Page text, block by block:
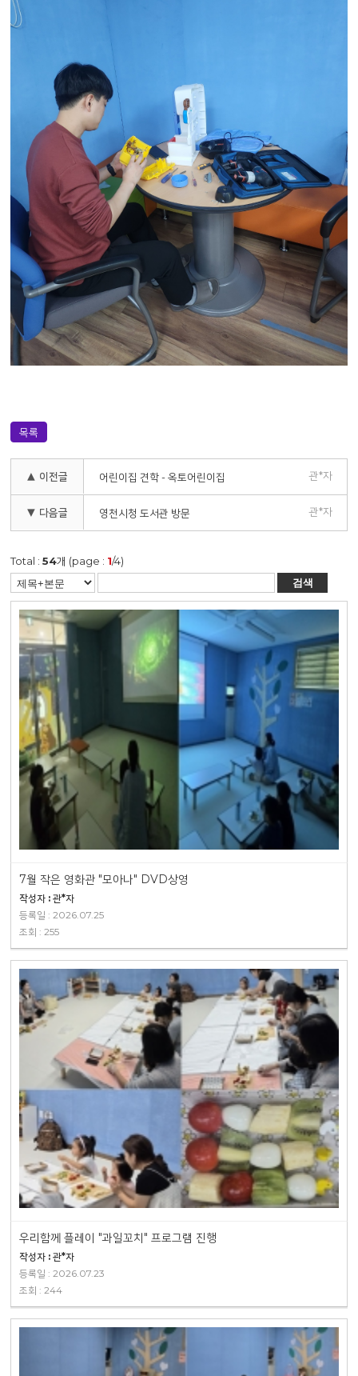
목록
▲ 이전글 어린이집 견학 - 옥토어린이집 관*자
▼ 다음글 영천시청 도서관 방문 관*자
Total :54개 (page : 1/4)
검색
7월 작은 영화관 "모아나" DVD상영
작성자 : 관*자
등록일 : 2026.07.25
조회 : 255
우리함께 플레이 "과일꼬치" 프로그램 진행
작성자 : 관*자
등록일 : 2026.07.23
조회 : 244